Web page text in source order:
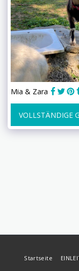
Mia & Zara
VOLLSTÄNDIGE
Startseite